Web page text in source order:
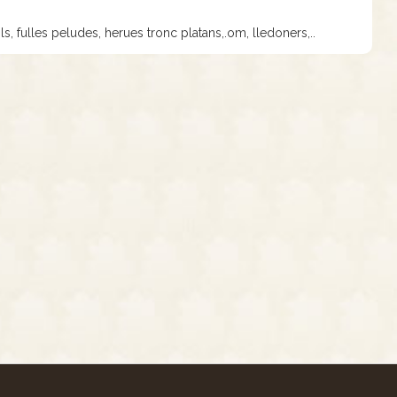
fulles peludes, herues tronc platans,.om, lledoners,..